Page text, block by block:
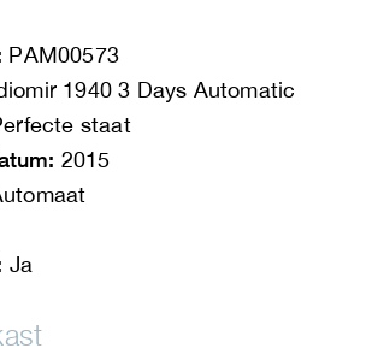
PAM00573
1940 3 Days Automatic
staat
2015
Ja